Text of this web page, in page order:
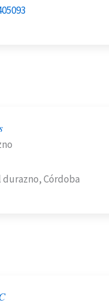
durazno, Córdoba